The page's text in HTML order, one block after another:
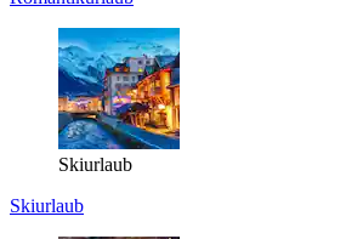
Skiurlaub
Skiurlaub